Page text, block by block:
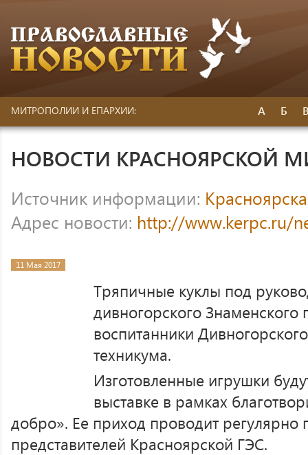
МИТРОПОЛИИ И ЕПАРХИИ: А Б
НОВОСТИ КРАСНОЯРСКОЙ
Источник информации:
Адрес новости: http://www.kerpc.ru/
11 Мая 2017
Тряпичные куклы под
дивногорского Знаменского
воспитанники
техникума.
Изготовленные игрушки
выставке в рамках
добро». Ее приход проводит регулярно
представителей Красноярской ГЭС.